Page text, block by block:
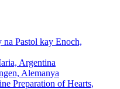
na Pastol kay Enoch,
Argentina
Alemanya
Preparation of Hearts,